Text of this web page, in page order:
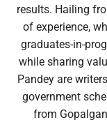
results. Hailing
of experience,
graduates-in-
while sharing
Pandey are
government
from